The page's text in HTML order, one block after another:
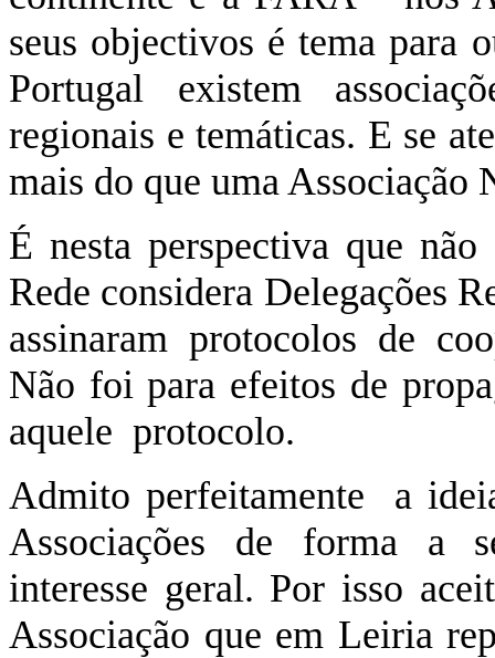
seus objectivos é tema para
Portugal existem
regionais e temáticas. E se
mais do que uma Associação
É nesta perspectiva que
Rede considera Delegações
assinaram protocolos de
Não foi para efeitos de
aquele protocolo.
Admito perfeitamente a
Associações de forma a
interesse geral. Por isso
Associação que em Leiria